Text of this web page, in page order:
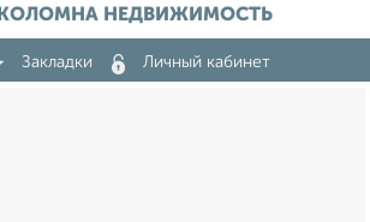
КОЛОМНА НЕДВИЖИМОСТЬ
Закладки Личный кабинет